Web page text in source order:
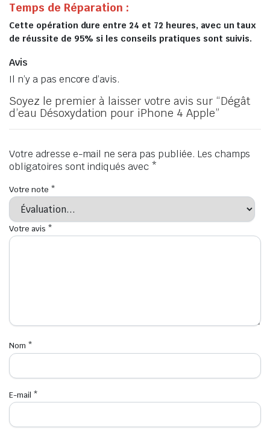
Temps de Réparation :
Cette opération dure entre 24 et 72 heures, avec un taux
de réussite de 95% si les conseils pratiques sont suivis.
Avis
Il n’y a pas encore d’avis.
Soyez le premier à laisser votre avis sur “Dégât
d’eau Désoxydation pour iPhone 4 Apple”
Votre adresse e-mail ne sera pas publiée. Les champs
obligatoires sont indiqués avec *
Votre note *
Votre avis *
Nom *
E-mail *